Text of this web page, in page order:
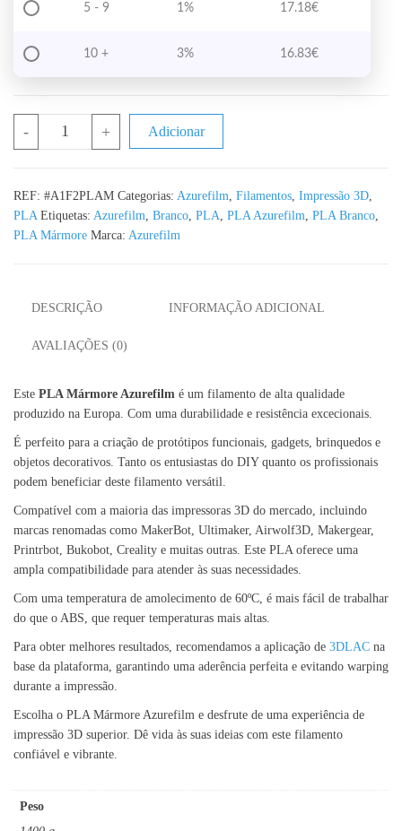
5 - 9 1% 17.18€
10 + 3% 16.83€
- + Adicionar
REF: #A1F2PLAM Categorias: Azurefilm Filamentos Impressão 3D
PLA Etiquetas: Azurefilm Branco PLA PLA Azurefilm PLA Branco
PLA Mármore Marca: Azurefilm
DESCRIÇÃO INFORMAÇÃO ADICIONAL
AVALIAÇÕES (0)
Este PLA Mármore Azurefilm é um filamento de alta qualidade
produzido na Europa. Com uma durabilidade e resistência excecionais.
É perfeito para a criação de protótipos funcionais, gadgets, brinquedos e
objetos decorativos. Tanto os entusiastas do DIY quanto os profissionais
podem beneficiar deste filamento versátil.
Compatível com a maioria das impressoras 3D do mercado, incluindo
marcas renomadas como MakerBot, Ultimaker, Airwolf3D, Makergear,
Printrbot, Bukobot, Creality e muitas outras. Este PLA oferece uma
ampla compatibilidade para atender às suas necessidades.
Com uma temperatura de amolecimento de 60ºC, é mais fácil de trabalhar
do que o ABS, que requer temperaturas mais altas.
Para obter melhores resultados, recomendamos a aplicação de 3DLAC na
base da plataforma, garantindo uma aderência perfeita e evitando warping
durante a impressão.
Escolha o PLA Mármore Azurefilm e desfrute de uma experiência de
impressão 3D superior. Dê vida às suas ideias com este filamento
confiável e vibrante.
Peso